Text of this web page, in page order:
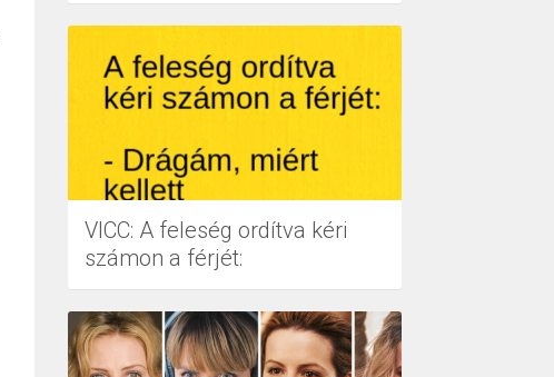
VICC: A feleség ordítva kéri
számon a férjét: